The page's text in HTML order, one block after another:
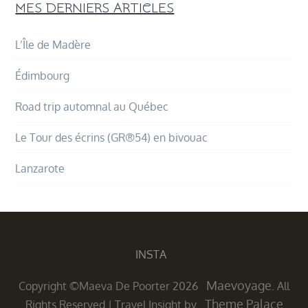
MES DERNIERS ARTICLES
L’Île de Madère
Édimbourg
Road trip automnal au Québec
Le Tour des écrins (GR®54) en bivouac
Lanzarote
INSTA
Copyright ©Maeva De Poorter 2026 Maevoyage . All
Rights Reserved | Travel Insight by Theme Palace